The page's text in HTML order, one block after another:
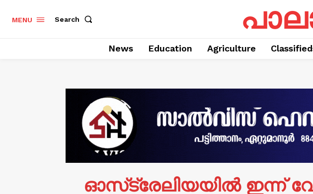
MENU Search
News Education Agriculture
ഓസ്‌ട്രേലിയയില്‍ ഇന്ന്